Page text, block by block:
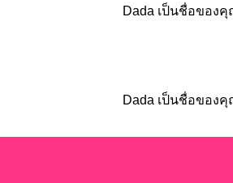
Dada เป็นชื่อของ
Dada เป็นชื่อของ